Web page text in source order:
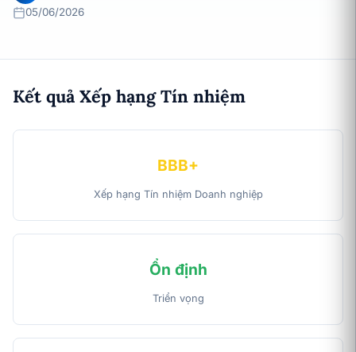
05/06/2026
Kết quả Xếp hạng Tín nhiệm
BBB+
Xếp hạng Tín nhiệm Doanh nghiệp
Ổn định
Triển vọng